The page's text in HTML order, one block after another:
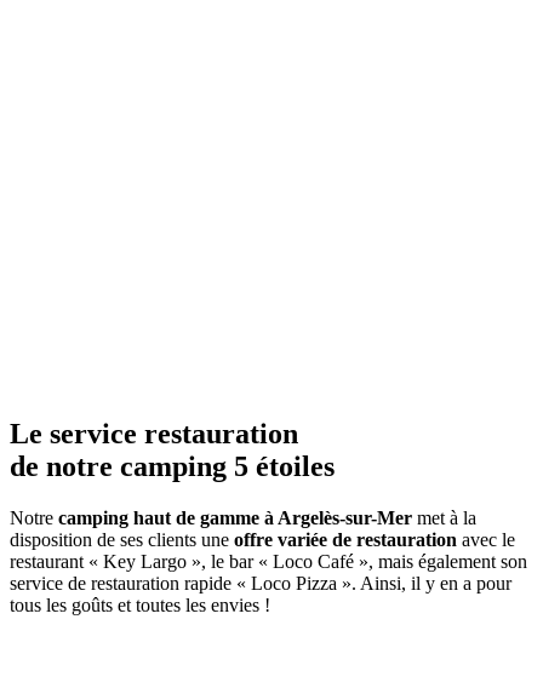
Le service restauration
de notre camping 5 étoiles
Notre camping haut de gamme à Argelès-sur-Mer met à la
disposition de ses clients une offre variée de restauration avec le
restaurant « Key Largo », le bar « Loco Café », mais également son
service de restauration rapide « Loco Pizza ». Ainsi, il y en a pour
tous les goûts et toutes les envies !